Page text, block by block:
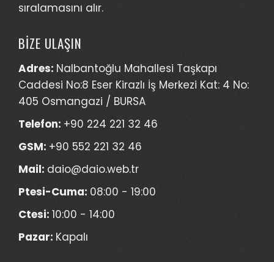
sıralamasını alır.
BİZE ULAŞIN
Adres: Nalbantoğlu Mahallesi Taşkapı
Caddesi No:8 Eser Kirazlı İş Merkezi Kat: 4 No:
405 Osmangazi / BURSA
Telefon: +90 224 221 32 46
GSM: +90 552 221 32 46
Mail: daio@daio.web.tr
Ptesi-Cuma: 08:00 - 19:00
Ctesi: 10:00 - 14:00
Pazar: Kapalı